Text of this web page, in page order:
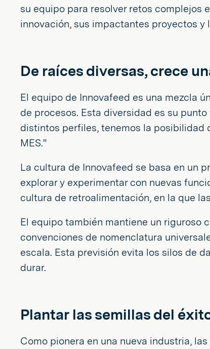
su equipo para resolver retos complejos
innovación, sus impactantes proyectos
De raíces diversas, crece
El equipo de Innovafeed es una mezcla
de procesos. Esta diversidad es su
distintos perfiles, tenemos la posibilidad
MES."
La cultura de Innovafeed se basa en un
explorar y experimentar con nuevas
cultura de retroalimentación, en la que
El equipo también mantiene un riguroso
convenciones de nomenclatura
escala. Esta previsión evita los silos de
durar.
Plantar las semillas del
Como pionera en una nueva industria,